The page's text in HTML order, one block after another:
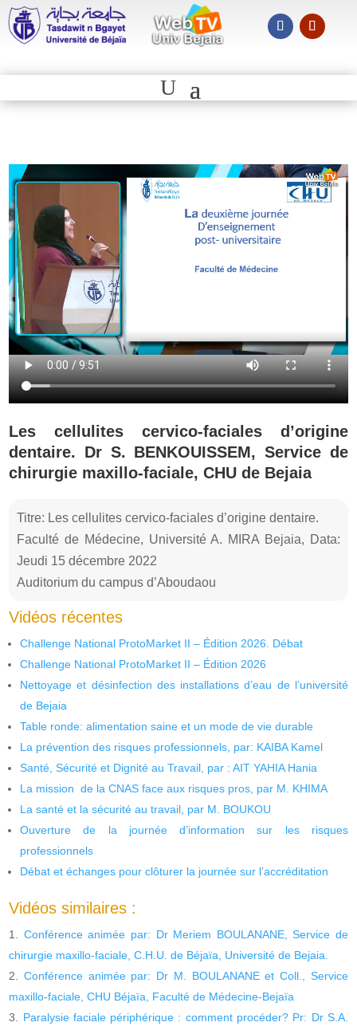
Les cellulites cervico-faciales d’origine
dentaire. Dr S. BENKOUISSEM, Service de
chirurgie maxillo-faciale, CHU de Bejaia
Titre: Les cellulites cervico-faciales d’origine dentaire.
Faculté de Médecine, Université A. MIRA Bejaia, Data:
Jeudi 15 décembre 2022
Auditorium du campus d’Aboudaou
Vidéos récentes
Challenge National ProtoMarket II – Édition 2026. Débat
Challenge National ProtoMarket II – Édition 2026
Nettoyage et désinfection des installations d’eau de l’université
de Bejaia
Table ronde: alimentation saine et un mode de vie durable
La prévention des risques professionnels, par: KAIBA Kamel
Santé, Sécurité et Dignité au Travail, par : AIT YAHIA Hania
La mission de la CNAS face aux risques pros, par M. KHIMA
La santé et la sécurité au travail, par M. BOUKOU
Ouverture de la journée d’information sur les risques
professionnels
Débat et échanges pour clôturer la journée sur l’accréditation
Vidéos similaires :
Conférence animée par: Dr Meriem BOULANANE, Service de
chirurgie maxillo-faciale, C.H.U. de Béjaïa, Université de Bejaia.
Conférence animée par: Dr M. BOULANANE et Coll., Service
maxillo-faciale, CHU Béjaïa, Faculté de Médecine-Bejaïa
Paralysie faciale périphérique : comment procéder? Pr: Dr S.A.